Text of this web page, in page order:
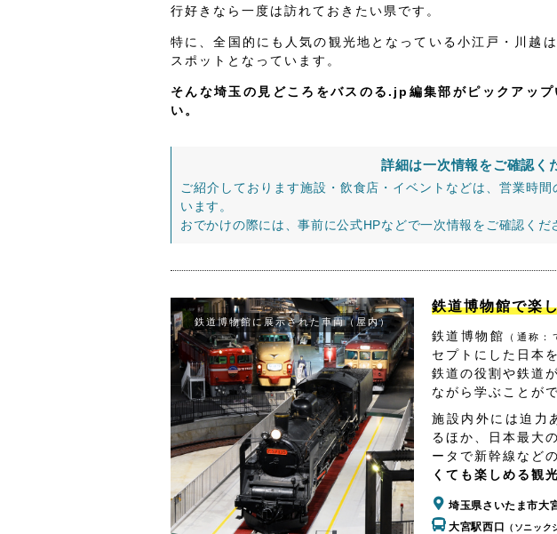
行好きなら一度は訪れておきたい県です。
特に、全国的にも人気の観光地となっている小江戸・川越
スポットとなっています。
そんな埼玉の見どころをバスのる.jp編集部がピックアッ
い。
詳細は一次情報をご確認く
ご紹介しております施設・飲食店・イベントなどは、営業時
います。
おでかけの際には、事前に公式HPなどで一次情報をご確認くだ
鉄道博物館に展示された車両（屋内）
鉄道博物館で楽
鉄道博物館 （通称：
セプトにした日本
鉄道の役割や鉄道
ながら学ぶことが
施設内外には迫力
るほか、日本最大
ータで新幹線など
くても楽しめる観
埼玉県さいたま市大
大宮駅西口
（ソニック